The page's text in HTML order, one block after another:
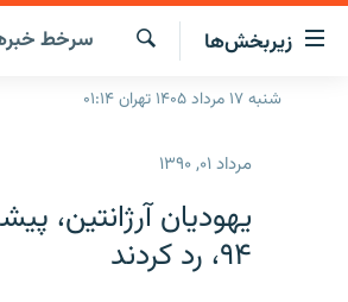
لینک‌های
قابلیت
دسترسی
زیربخش‌ها
صفحه اصلی
انتخاب کنید و بشنوید
جستجو
سرخط‌
شنبه ۱۷ مرداد ۱۴۰۵ تهران ۰۱:۱۴
مرداد ۰۱, ۱۳۹۰
يهوديان آرژانتين،
۹۴، رد کردند